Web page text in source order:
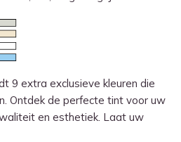
9 extra exclusieve kleuren die
Ontdek de perfecte tint voor uw
en esthetiek. Laat uw